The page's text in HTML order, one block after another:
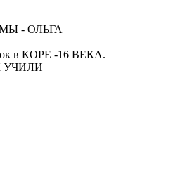
- ОЛЬГА
в КОРЕ -16 ВЕКА.
УЧИЛИ